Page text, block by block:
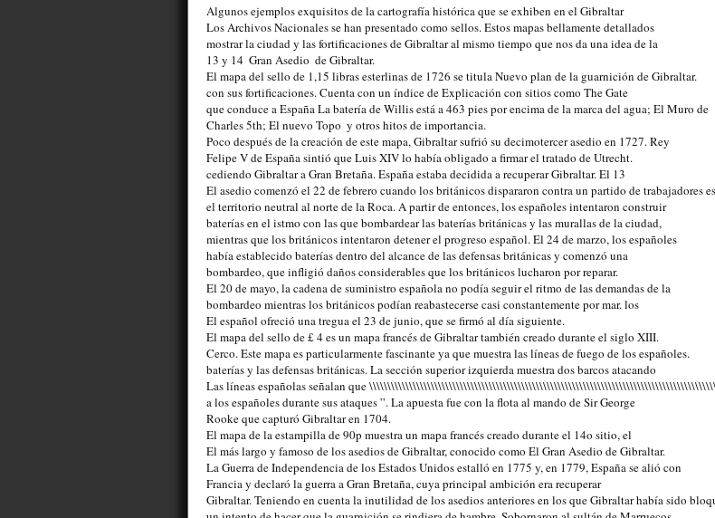
Algunos ejemplos exquisitos de la cartografía histórica que se exhiben en el Gibraltar
Los Archivos Nacionales se han presentado como sellos. Estos mapas bellamente detallados
mostrar la ciudad y las fortificaciones de Gibraltar al mismo tiempo que nos da una idea de la
13 y 14  Gran Asedio  de Gibraltar.
El mapa del sello de 1,15 libras esterlinas de 1726 se titula Nuevo plan de la guarnición de Gibraltar.
con sus fortificaciones. Cuenta con un índice de Explicación con sitios como The Gate
que conduce a España La batería de Willis está a 463 pies por encima de la marca del agua; El Muro de
Charles 5th; El nuevo Topo  y otros hitos de importancia.
Poco después de la creación de este mapa, Gibraltar sufrió su decimotercer asedio en 1727. Rey
Felipe V de España sintió que Luis XIV lo había obligado a firmar el tratado de Utrecht.
cediendo Gibraltar a Gran Bretaña. España estaba decidida a recuperar Gibraltar. El 13
El asedio comenzó el 22 de febrero cuando los británicos dispararon contra un partido de trabajadores
el territorio neutral al norte de la Roca. A partir de entonces, los españoles intentaron construir
baterías en el istmo con las que bombardear las baterías británicas y las murallas de la ciudad,
mientras que los británicos intentaron detener el progreso español. El 24 de marzo, los españoles
había establecido baterías dentro del alcance de las defensas británicas y comenzó una
bombardeo, que infligió daños considerables que los británicos lucharon por reparar.
El 20 de mayo, la cadena de suministro española no podía seguir el ritmo de las demandas de la
bombardeo mientras los británicos podían reabastecerse casi constantemente por mar. los
El español ofreció una tregua el 23 de junio, que se firmó al día siguiente.
El mapa del sello de £ 4 es un mapa francés de Gibraltar también creado durante el siglo XIII.
Cerco. Este mapa es particularmente fascinante ya que muestra las líneas de fuego de los españoles.
baterías y las defensas británicas. La sección superior izquierda muestra dos barcos atacando
Las líneas españolas señalan que
a los españoles durante sus ataques ”. La apuesta fue con la flota al mando de Sir George
Rooke que capturó Gibraltar en 1704.
El mapa de la estampilla de 90p muestra un mapa francés creado durante el 14o sitio, el
El más largo y famoso de los asedios de Gibraltar, conocido como El Gran Asedio de Gibraltar.
La Guerra de Independencia de los Estados Unidos estalló en 1775 y, en 1779, España se alió con
Francia y declaró la guerra a Gran Bretaña, cuya principal ambición era recuperar
Gibraltar. Teniendo en cuenta la inutilidad de los asedios anteriores en los que Gibraltar había sido